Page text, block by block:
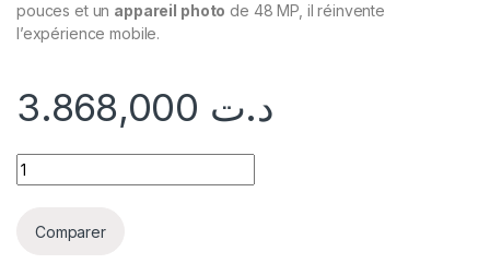
pouces et un appareil photo de 48 MP, il réinvente
l’expérience mobile.
د.ت
Comparer